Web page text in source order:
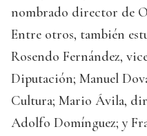
nombrado director de
Entre otros, también
Rosendo Fernández,
Diputación; Manuel
Cultura; Mario Ávila,
Adolfo Domínguez; y